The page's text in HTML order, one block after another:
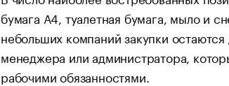
бумага А4, туалетная бумага, мыло и
небольших компаний закупки
менеджера или администратора,
рабочими обязанностями.